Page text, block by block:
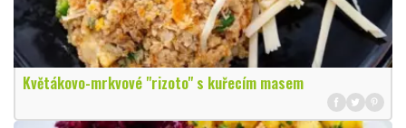
Květákovo-mrkvové "rizoto" s kuřecím masem